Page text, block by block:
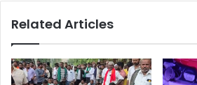
Related Articles